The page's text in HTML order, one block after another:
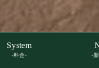
System
-料金- -